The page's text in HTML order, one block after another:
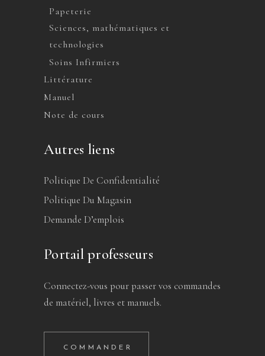
Papeterie
Sciences, mathématiques et
technologies
Soins Infirmiers
Littérature
Manuel
Note de cours
Autres liens
Politique De Confidentialité
Politique Du Magasin
Demande D’emplois
Portail professeurs
Connectez-vous pour passer vos commandes
de matériel, livres et manuels.
COMMANDER